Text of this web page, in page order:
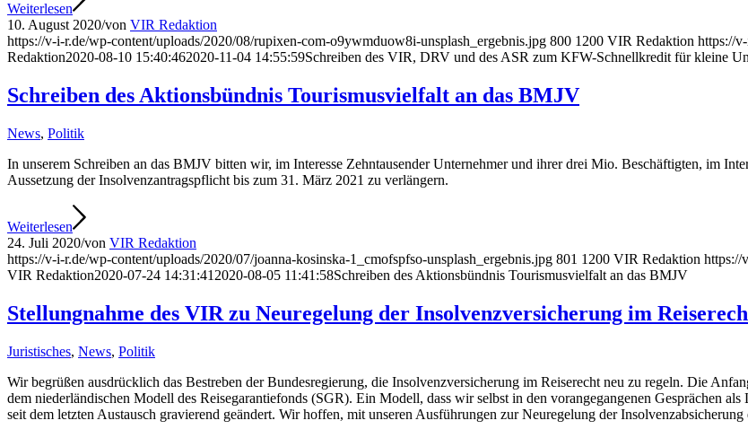
Weiterlesen
10. August 2020/von VIR Redaktion
https://v-i-r.de/wp-content/uploads/2020/08/rupixen-com-o9ywmduow8i-unsplash_ergebnis.jpg 800 1200 VIR Redaktion https://
Redaktion2020-08-10 15:40:462020-11-04 14:55:59Schreiben des VIR, DRV und des ASR zum KFW-Schnellkredit für kleine
Schreiben des Aktionsbündnis Tourismusvielfalt an das BMJV
News, Politik
In unserem Schreiben an das BMJV bitten wir, im Interesse Zehntausender Unternehmer und ihrer drei Mio. Beschäftigten, im
Aussetzung der Insolvenzantragspflicht bis zum 31. März 2021 zu verlängern.
Weiterlesen
24. Juli 2020/von VIR Redaktion
https://v-i-r.de/wp-content/uploads/2020/07/joanna-kosinska-1_cmofspfso-unsplash_ergebnis.jpg 801 1200 VIR Redaktion https://
VIR Redaktion2020-07-24 14:31:41 2020-08-05 11:41:58Schreiben des Aktionsbündnis Tourismusvielfalt an das BMJV
Stellungnahme des VIR zu Neuregelung der Insolvenzversicherung im
Juristisches, News, Politik
Wir begrüßen ausdrücklich das Bestreben der Bundesregierung, die Insolvenzversicherung im Reiserecht neu zu regeln. Die
dem niederländischen Modell des Reisegarantiefonds (SGR). Ein Modell, dass wir selbst in den vorangegangenen Gesprächen
seit dem letzten Austausch gravierend geändert. Wir hoffen, mit unseren Ausführungen zur Neuregelung der